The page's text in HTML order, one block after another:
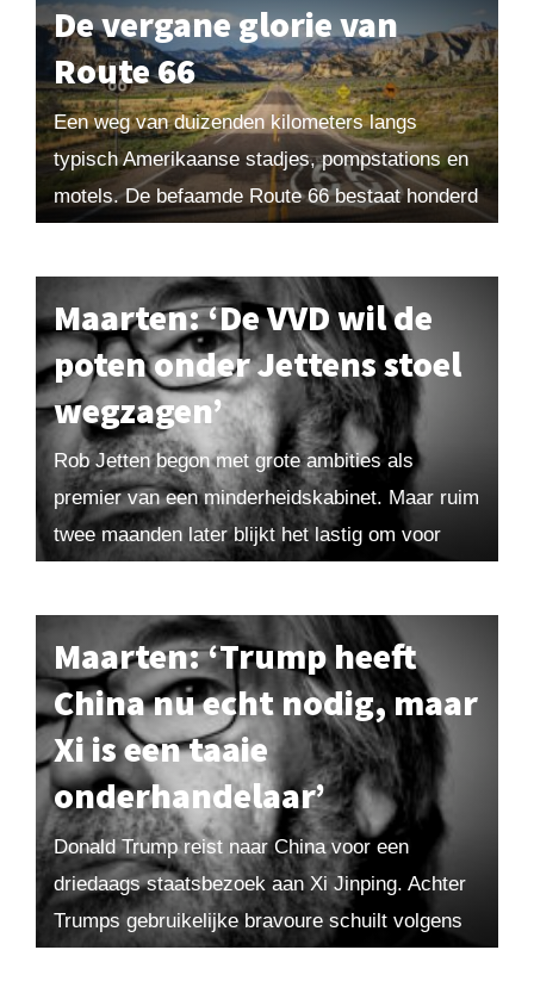
De vergane glorie van
Route 66
Een weg van duizenden kilometers langs
typisch Amerikaanse stadjes, pompstations en
motels. De befaamde Route 66 bestaat honderd
Maarten: ‘De VVD wil de
poten onder Jettens stoel
wegzagen’
Rob Jetten begon met grote ambities als
premier van een minderheidskabinet. Maar ruim
twee maanden later blijkt het lastig om voor
Maarten: ‘Trump heeft
China nu echt nodig, maar
Xi is een taaie
onderhandelaar’
Donald Trump reist naar China voor een
driedaags staatsbezoek aan Xi Jinping. Achter
Trumps gebruikelijke bravoure schuilt volgens